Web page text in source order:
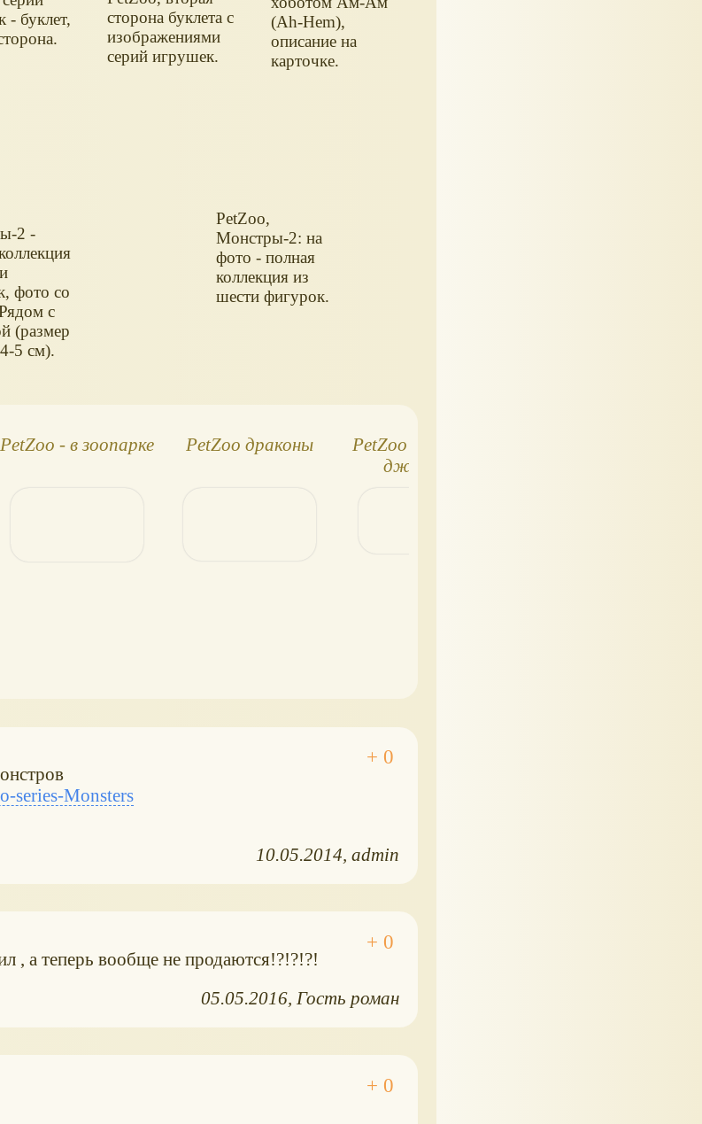
- буклет,
сторона буклета с
изображениями
серий игрушек.
(Ah-Hem),
описание на
карточке.
2 -
фото со
с
(размер
5 см).
PetZoo,
Монстры-2: на
фото - полная
коллекция из
шести фигурок.
PetZoo - в зоопарке PetZoo драконы
PetZoo обезьянки:
джунгли и
series-Monsters
10.05.2014 admin
, а теперь вообще не продаются!?!?!?!
05.05.2016 Гость роман